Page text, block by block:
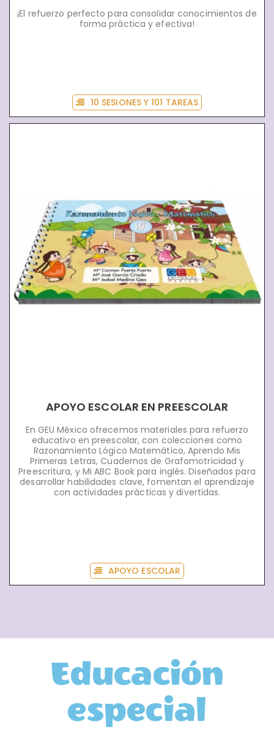
¡El refuerzo perfecto para consolidar conocimientos de
forma práctica y efectiva!
10 SESIONES Y 101 TAREAS
APOYO ESCOLAR EN PREESCOLAR
En GEU México ofrecemos materiales para refuerzo
educativo en preescolar, con colecciones como
Razonamiento Lógico Matemático, Aprendo Mis
Primeras Letras, Cuadernos de Grafomotricidad y
Preescritura, y Mi ABC Book para inglés. Diseñados para
desarrollar habilidades clave, fomentan el aprendizaje
con actividades prácticas y divertidas.
APOYO ESCOLAR
Educación
especial